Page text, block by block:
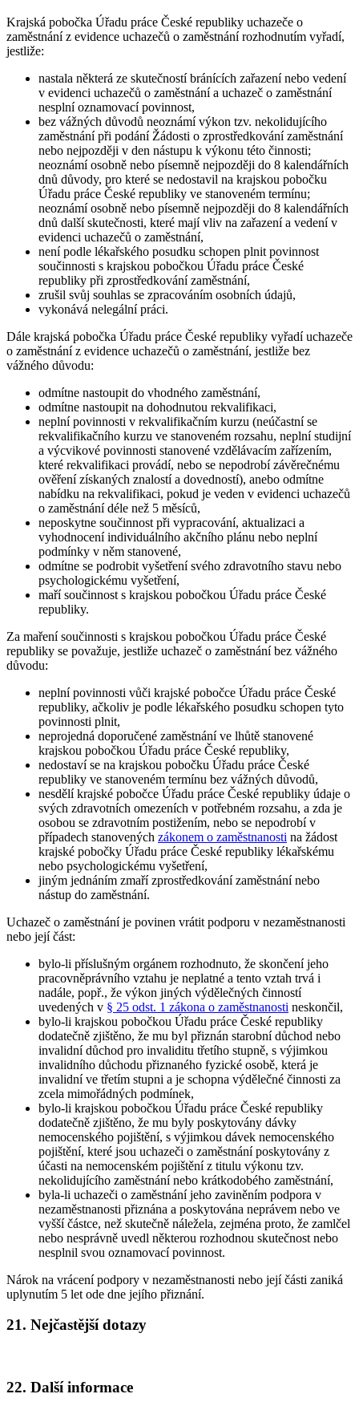
Krajská pobočka Úřadu práce České republiky uchazeče o
zaměstnání z evidence uchazečů o zaměstnání rozhodnutím vyřadí,
jestliže:
nastala některá ze skutečností bránících zařazení nebo vedení
v evidenci uchazečů o zaměstnání a uchazeč o zaměstnání
nesplní oznamovací povinnost,
bez vážných důvodů neoznámí výkon tzv. nekolidujícího
zaměstnání při podání Žádosti o zprostředkování zaměstnání
nebo nejpozději v den nástupu k výkonu této činnosti;
neoznámí osobně nebo písemně nejpozději do 8 kalendářních
dnů důvody, pro které se nedostavil na krajskou pobočku
Úřadu práce České republiky ve stanoveném termínu;
neoznámí osobně nebo písemně nejpozději do 8 kalendářních
dnů další skutečnosti, které mají vliv na zařazení a vedení v
evidenci uchazečů o zaměstnání,
není podle lékařského posudku schopen plnit povinnost
součinnosti s krajskou pobočkou Úřadu práce České
republiky při zprostředkování zaměstnání,
zrušil svůj souhlas se zpracováním osobních údajů,
vykonává nelegální práci.
Dále krajská pobočka Úřadu práce České republiky vyřadí uchazeče
o zaměstnání z evidence uchazečů o zaměstnání, jestliže bez
vážného důvodu:
odmítne nastoupit do vhodného zaměstnání,
odmítne nastoupit na dohodnutou rekvalifikaci,
neplní povinnosti v rekvalifikačním kurzu (neúčastní se
rekvalifikačního kurzu ve stanoveném rozsahu, neplní studijní
a výcvikové povinnosti stanovené vzdělávacím zařízením,
které rekvalifikaci provádí, nebo se nepodrobí závěrečnému
ověření získaných znalostí a dovedností), anebo odmítne
nabídku na rekvalifikaci, pokud je veden v evidenci uchazečů
o zaměstnání déle než 5 měsíců,
neposkytne součinnost při vypracování, aktualizaci a
vyhodnocení individuálního akčního plánu nebo neplní
podmínky v něm stanovené,
odmítne se podrobit vyšetření svého zdravotního stavu nebo
psychologickému vyšetření,
maří součinnost s krajskou pobočkou Úřadu práce České
republiky.
Za maření součinnosti s krajskou pobočkou Úřadu práce České
republiky se považuje, jestliže uchazeč o zaměstnání bez vážného
důvodu:
neplní povinnosti vůči krajské pobočce Úřadu práce České
republiky, ačkoliv je podle lékařského posudku schopen tyto
povinnosti plnit,
neprojedná doporučené zaměstnání ve lhůtě stanovené
krajskou pobočkou Úřadu práce České republiky,
nedostaví se na krajskou pobočku Úřadu práce České
republiky ve stanoveném termínu bez vážných důvodů,
nesdělí krajské pobočce Úřadu práce České republiky údaje o
svých zdravotních omezeních v potřebném rozsahu, a zda je
osobou se zdravotním postižením, nebo se nepodrobí v
případech stanovených zákonem o zaměstnanosti na žádost
krajské pobočky Úřadu práce České republiky lékařskému
nebo psychologickému vyšetření,
jiným jednáním zmaří zprostředkování zaměstnání nebo
nástup do zaměstnání.
Uchazeč o zaměstnání je povinen vrátit podporu v nezaměstnanosti
nebo její část:
bylo-li příslušným orgánem rozhodnuto, že skončení jeho
pracovněprávního vztahu je neplatné a tento vztah trvá i
nadále, popř., že výkon jiných výdělečných činností
uvedených v § 25 odst. 1 zákona o zaměstnanosti neskončil,
bylo-li krajskou pobočkou Úřadu práce České republiky
dodatečně zjištěno, že mu byl přiznán starobní důchod nebo
invalidní důchod pro invaliditu třetího stupně, s výjimkou
invalidního důchodu přiznaného fyzické osobě, která je
invalidní ve třetím stupni a je schopna výdělečné činnosti za
zcela mimořádných podmínek,
bylo-li krajskou pobočkou Úřadu práce České republiky
dodatečně zjištěno, že mu byly poskytovány dávky
nemocenského pojištění, s výjimkou dávek nemocenského
pojištění, které jsou uchazeči o zaměstnání poskytovány z
účasti na nemocenském pojištění z titulu výkonu tzv.
nekolidujícího zaměstnání nebo krátkodobého zaměstnání,
byla-li uchazeči o zaměstnání jeho zaviněním podpora v
nezaměstnanosti přiznána a poskytována neprávem nebo ve
vyšší částce, než skutečně náležela, zejména proto, že zamlčel
nebo nesprávně uvedl některou rozhodnou skutečnost nebo
nesplnil svou oznamovací povinnost.
Nárok na vrácení podpory v nezaměstnanosti nebo její části zaniká
uplynutím 5 let ode dne jejího přiznání.
21. Nejčastější dotazy
22. Další informace